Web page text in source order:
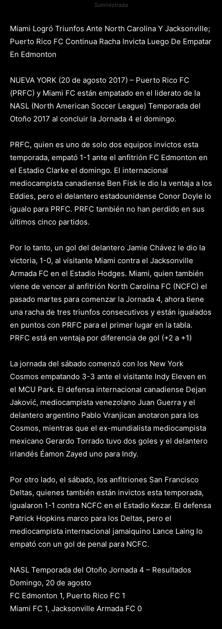
Suministrada
Miami Logró Triunfos Ante North Carolina Y Jacksonville;
Puerto Rico FC Continua Racha Invicta Luego De Empatar
En Edmonton
NUEVA YORK (20 de agosto 2017) – Puerto Rico FC
(PRFC) y Miami FC están empatado en el liderato de la
NASL (North American Soccer League) Temporada del
Otoño 2017 al concluir la Jornada 4 el domingo.
PRFC, quien es uno de solo dos equipos invictos esta
temporada, empató 1-1 ante el anfitrión FC Edmonton en
el Estadio Clarke el domingo. El internacional
mediocampista canadiense Ben Fisk le dio la ventaja a los
Eddies, pero el delantero estadounidense Conor Doyle lo
igualo para PRFC. PRFC también no han perdido en sus
últimos cinco partidos.
Por lo tanto, un gol del delantero Jamie Chávez le dio la
victoria, 1-0, al visitante Miami contra el Jacksonville
Armada FC en el Estadio Hodges. Miami, quien también
viene de vencer al anfitrión North Carolina FC (NCFC) el
pasado martes para comenzar la Jornada 4, ahora tiene
una racha de tres triunfos consecutivos y están igualados
en puntos con PRFC para el primer lugar en la tabla.
PRFC está en ventaja por diferencia de gol (+2 a +1)
La jornada del sábado comenzó con los New York
Cosmos empatando 3-3 ante el visitante Indy Eleven en
el MCU Park. El defensa internacional canadiense Dejan
Jaković, mediocampista venezolano Juan Guerra y el
delantero argentino Pablo Vranjican anotaron para los
Cosmos, mientras que el ex-mundialista mediocampista
mexicano Gerardo Torrado tuvo dos goles y el delantero
irlandés Éamon Zayed uno para Indy.
Por otro lado, el sábado, los anfitriones San Francisco
Deltas, quienes también están invictos esta temporada,
igualaron 1-1 contra NCFC en el Estadio Kezar. El defensa
Patrick Hopkins marco para los Deltas, pero el
mediocampista internacional jamaiquino Lance Laing lo
empató con un gol de penal para NCFC.
NASL Temporada del Otoño Jornada 4 – Resultados
Domingo, 20 de agosto
FC Edmonton 1, Puerto Rico FC 1
Miami FC 1, Jacksonville Armada FC 0